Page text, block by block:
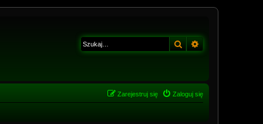
Szukaj
Zaloguj się
Zarejestruj się